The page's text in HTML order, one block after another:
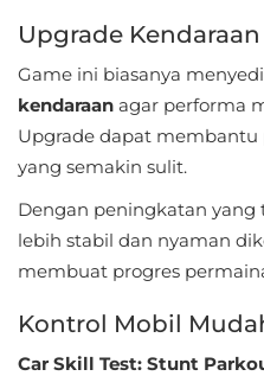
Music
&
Audio
News
Magazines
Parenting
Upgrade Kendaraan
Game ini biasanya
kendaraan agar performa
Upgrade dapat
yang semakin sulit.
Dengan peningkatan yang
lebih stabil dan nyaman
membuat progres
Kontrol Mobil
Car Skill Test: Stunt